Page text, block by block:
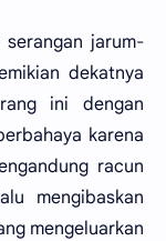
jarum-
dekatnya
ini dengan
karena
racun
mengibaskan
mengeluarkan